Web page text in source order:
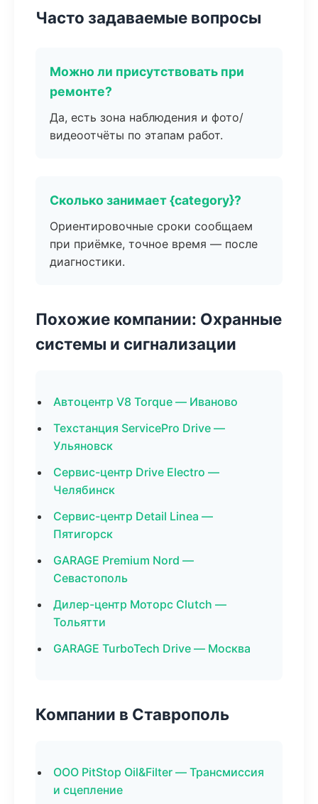
Часто задаваемые вопросы
Можно ли присутствовать при
ремонте?
Да, есть зона наблюдения и фото/
видеоотчёты по этапам работ.
Сколько занимает {category}?
Ориентировочные сроки сообщаем
при приёмке, точное время — после
диагностики.
Похожие компании: Охранные
системы и сигнализации
Автоцентр V8 Torque — Иваново
Техстанция ServicePro Drive —
Ульяновск
Сервис-центр Drive Electro —
Челябинск
Сервис-центр Detail Linea —
Пятигорск
GARAGE Premium Nord —
Севастополь
Дилер-центр Моторс Clutch —
Тольятти
GARAGE TurboTech Drive — Москва
Компании в Ставрополь
ООО PitStop Oil&Filter — Трансмиссия
и сцепление